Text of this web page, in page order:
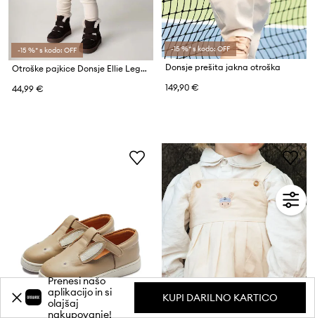
-15 %* s kodo: OFF
Otroške pajkice Donsje Ellie Leggings
44,99 €
-15 %* s kodo: OFF
Donsje prešita jakna otroška
149,90 €
Prenesi našo
aplikacijo in si
olajšaj
nakupovanje!
KUPI DARILNO KARTICO